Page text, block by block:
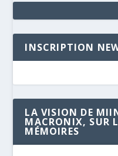
INSCRIPTION
LA VISION DE
MACRONIX, SUR
MÉMOIRES